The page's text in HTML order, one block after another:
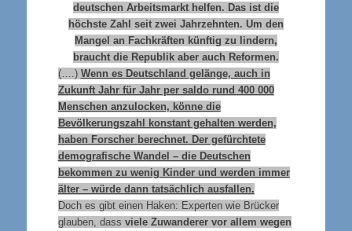
deutschen Arbeitsmarkt helfen. Das ist die
höchste Zahl seit zwei Jahrzehnten. Um den
Mangel an Fachkräften künftig zu lindern,
braucht die Republik aber auch Reformen.
(….) Wenn es Deutschland gelänge, auch in
Zukunft Jahr für Jahr per saldo rund 400 000
Menschen anzulocken, könne die
Bevölkerungszahl konstant gehalten werden,
haben Forscher berechnet. Der gefürchtete
demografische Wandel – die Deutschen
bekommen zu wenig Kinder und werden immer
älter – würde dann tatsächlich ausfallen.
Doch es gibt einen Haken: Experten wie Brücker
glauben, dass viele Zuwanderer vor allem wegen